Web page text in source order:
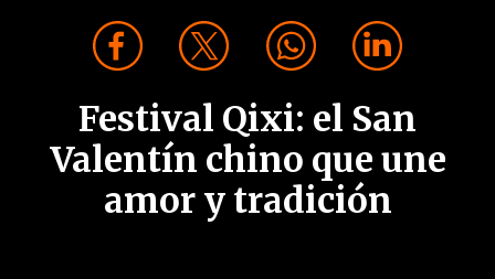
Festival Qixi: el San
Valentín chino que une
amor y tradición